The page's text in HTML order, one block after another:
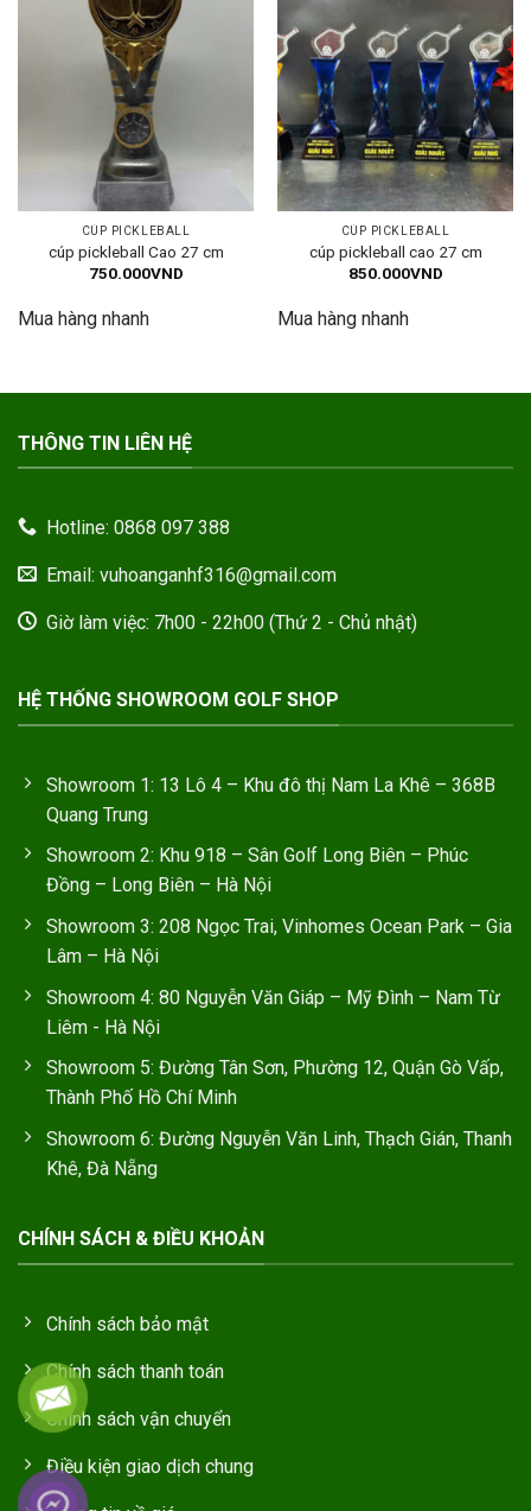
CÚP PICKLEBALL
cúp pickleball Cao 27 cm
750.000VND
Mua hàng nhanh
CÚP PICKLEBALL
cúp pickleball cao 27 cm
850.000VND
Mua hàng nhanh
THÔNG TIN LIÊN HỆ
Hotline: 0868 097 388
Email: vuhoanganhf316@gmail.com
Giờ làm việc: 7h00 - 22h00 (Thứ 2 - Chủ nhật)
HỆ THỐNG SHOWROOM GOLF SHOP
Showroom 1: 13 Lô 4 – Khu đô thị Nam La Khê – 368B
Quang Trung
Showroom 2: Khu 918 – Sân Golf Long Biên – Phúc
Đồng – Long Biên – Hà Nội
Showroom 3: 208 Ngọc Trai, Vinhomes Ocean Park – Gia
Lâm – Hà Nội
Showroom 4: 80 Nguyễn Văn Giáp – Mỹ Đình – Nam Từ
Liêm - Hà Nội
Showroom 5: Đường Tân Sơn, Phường 12, Quận Gò Vấp,
Thành Phố Hồ Chí Minh
Showroom 6: Đường Nguyễn Văn Linh, Thạch Gián, Thanh
Khê, Đà Nẵng
CHÍNH SÁCH & ĐIỀU KHOẢN
Chính sách bảo mật
Chính sách thanh toán
Chính sách vận chuyển
Điều kiện giao dịch chung